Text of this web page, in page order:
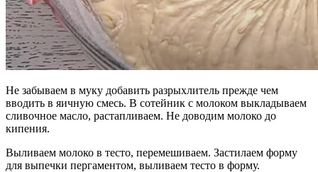
Не забываем в муку добавить разрыхлитель прежде чем
вводить в яичную смесь. В сотейник с молоком выкладываем
сливочное масло, растапливаем. Не доводим молоко до
кипения.
Выливаем молоко в тесто, перемешиваем. Застилаем форму
для выпечки пергаментом, выливаем тесто в форму.